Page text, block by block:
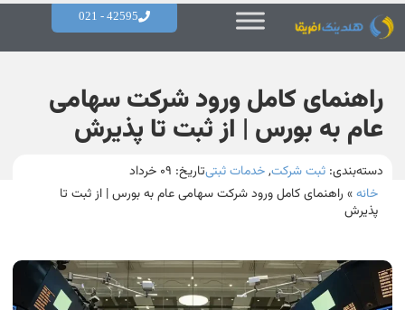
42595 - 021
راهنمای کامل ورود شرکت سهامی
عام به بورس | از ثبت تا پذیرش
دسته‌بندی: ثبت شرکت,خدمات ثبتیتاریخ:
خانه» راهنمای کامل ورود شرکت سهامی عام به بورس | از ثبت تا
پذیرش